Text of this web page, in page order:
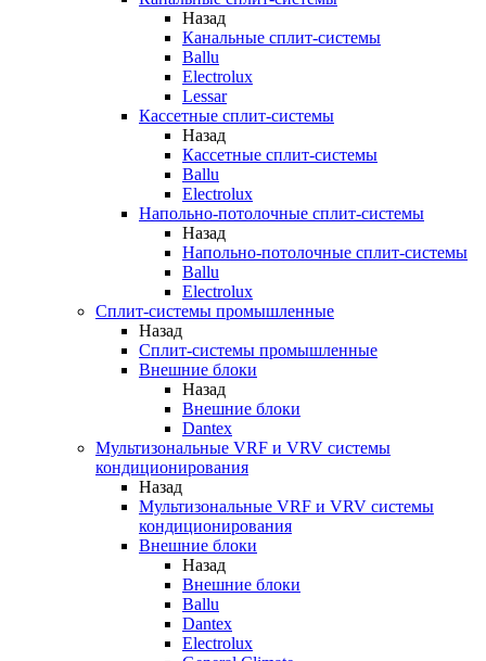
Назад
Канальные сплит-системы
Ballu
Electrolux
Lessar
Кассетные сплит-системы
Назад
Кассетные сплит-системы
Ballu
Electrolux
Напольно-потолочные сплит-системы
Назад
Напольно-потолочные сплит-системы
Ballu
Electrolux
Сплит-системы промышленные
Назад
Сплит-системы промышленные
Внешние блоки
Назад
Внешние блоки
Dantex
Мультизональные VRF и VRV системы
кондиционирования
Назад
Мультизональные VRF и VRV системы
кондиционирования
Внешние блоки
Назад
Внешние блоки
Ballu
Dantex
Electrolux